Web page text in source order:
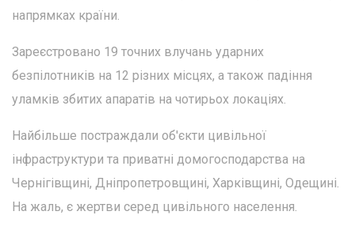
напрямках країни.
Зареєстровано 19 точних влучань ударних
безпілотників на 12 різних місцях, а також падіння
уламків збитих апаратів на чотирьох локаціях.
Найбільше постраждали об'єкти цивільної
інфраструктури та приватні домогосподарства на
Чернігівщині, Дніпропетровщині, Харківщині, Одещині.
На жаль, є жертви серед цивільного населення.